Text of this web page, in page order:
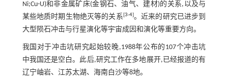
Ni;Cu-U)和非金属矿床(金钢石、油气、建材)的关系,以及与
某些地质时期生物绝灭等的关系[3-4]。近来的研究已进步到
大型陨石冲击与行星演化等宇宙成因和演化等重要方向。
我国对于冲击坑研究起始较晚,1988年公布的107个冲击坑
中我国还是空白。此后,研究工作在多地展开,已经报道的有
辽宁岫岩、江苏太湖、海南白沙等8地。